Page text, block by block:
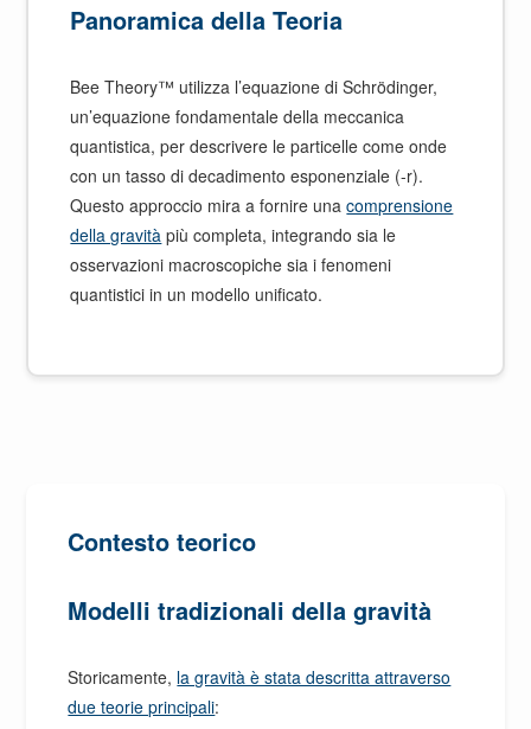
Panoramica della Teoria
Bee Theory™ utilizza l’equazione di Schrödinger,
un’equazione fondamentale della meccanica
quantistica, per descrivere le particelle come onde
con un tasso di decadimento esponenziale (-r).
Questo approccio mira a fornire unacomprensione
della gravità più completa, integrando sia le
osservazioni macroscopiche sia i fenomeni
quantistici in un modello unificato.
Contesto teorico
Modelli tradizionali della gravità
Storicamente, la gravità è stata descritta attraverso
due teorie principali: